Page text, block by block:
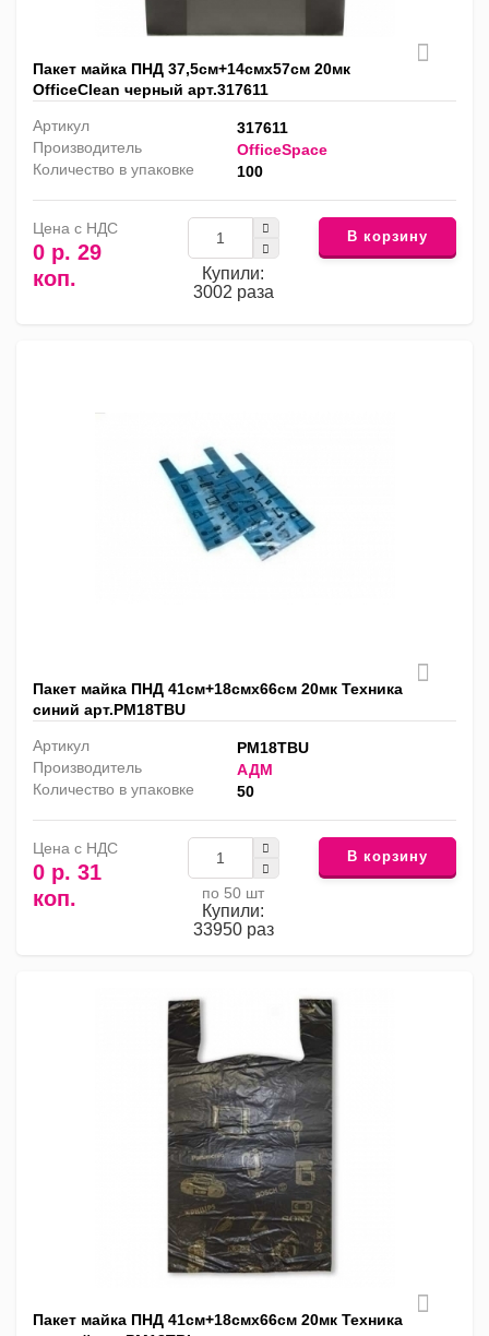
Пакет майка ПНД 37,5см+14смх57см 20мк
OfficeClean черный арт.317611
Артикул
317611
Производитель
OfficeSpace
Количество в упаковке
100
Цена с НДС
0 р. 29
коп.
Купили:
3002 раза
В корзину
Пакет майка ПНД 41см+18смх66см 20мк Техника
синий арт.PM18TBU
Артикул
PM18TBU
Производитель
АДМ
Количество в упаковке
50
Цена с НДС
0 р. 31
коп.
по 50 шт
Купили:
33950 раз
В корзину
Пакет майка ПНД 41см+18смх66см 20мк Техника